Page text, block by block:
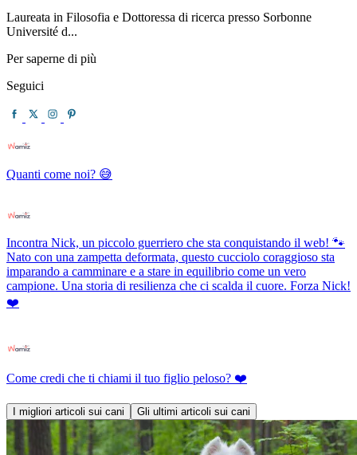
Laureata in Filosofia e Dottoressa di ricerca presso Sorbonne
Université d...
Per saperne di più
Seguici
Quanti come noi? 😅
Incontra Nick, un piccolo guerriero che sta conquistando il web! 🐾
Nato con una zampetta deformata, questo cucciolo coraggioso sta
imparando a camminare e a stare in equilibrio come un vero
campione. Una storia di resilienza che ci scalda il cuore. Forza Nick!
❤️
Come credi che ti chiami il tuo figlio peloso? ❤️
I migliori articoli sui cani Gli ultimi articoli sui cani